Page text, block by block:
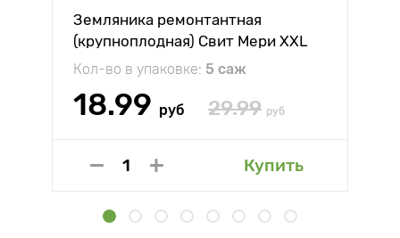
Земляника ремонтантная
(крупноплодная) Свит Мери XXL
Кол-во в упаковке: 5 саж
18.99 руб 29.99 руб
Купить